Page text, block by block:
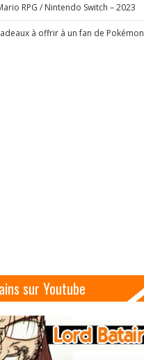
RPG / Nintendo Switch – 2023
à offrir à un fan de Pokémon
sur Youtube